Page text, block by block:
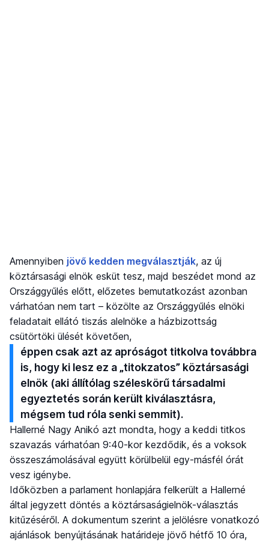
Amennyiben jövő kedden megválasztják, az új
köztársasági elnök esküt tesz, majd beszédet mond az
Országgyűlés előtt, előzetes bemutatkozást azonban
várhatóan nem tart – közölte az Országgyűlés elnöki
feladatait ellátó tiszás alelnöke a házbizottság
csütörtöki ülését követően,
éppen csak azt az apróságot titkolva továbbra
is, hogy ki lesz ez a „titokzatos” köztársasági
elnök (aki állítólag széleskörű társadalmi
egyeztetés során került kiválasztásra,
mégsem tud róla senki semmit).
Hallerné Nagy Anikó azt mondta, hogy a keddi titkos
szavazás várhatóan 9:40-kor kezdődik, és a voksok
összeszámolásával együtt körülbelül egy-másfél órát
vesz igénybe.
Időközben a parlament honlapjára felkerült a Hallerné
által jegyzett döntés a köztársaságielnök-választás
kitűzéséről. A dokumentum szerint a jelölésre vonatkozó
ajánlások benyújtásának határideje jövő hétfő 10 óra,